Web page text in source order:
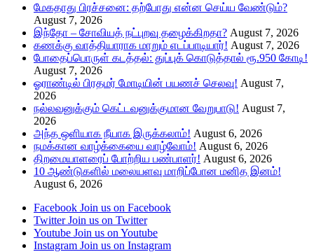
மேகதாது பிரச்சனை: தற்போது என்ன செய்ய வேண்டும்?
August 7, 2026
இந்தோ – சோவியத் நட்புறவு தழைக்கிறதா? August 7, 2026
கணக்கு வாத்தியாராக மாறும் எடப்பாடியார்! August 7, 2026
போதைப்பொருள் கடத்தல்: துப்புக் கொடுத்தால் ரூ.950 கோடி!
August 7, 2026
ஓராண்டில் பிரதமர் மோடியின் பயணச் செலவு! August 7,
2026
நல்லவனுக்கும் கெட்டவனுக்குமான வேறுபாடு! August 7,
2026
அந்த ஒளியாக நீயாக இருக்கலாம்! August 6, 2026
நமக்கான வாழ்க்கையை வாழ்வோம்! August 6, 2026
திறமையாளரைப் போற்றிய பண்பாளர்! August 6, 2026
10 ஆண்டுகளில் மலையளவு மாறிப்போன மனித இனம்!
August 6, 2026
Facebook Join us on Facebook
Twitter Join us on Twitter
Youtube Join us on Youtube
Instagram Join us on Instagram